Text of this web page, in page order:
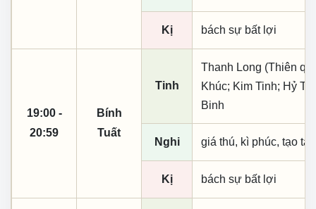
Kị bách sự bất lợi
19:00 -
20:59
Bính
Tuất
Tinh
Thanh Long (Thiên
Khúc; Kim Tinh; Hỷ
Binh
Nghi giá thú, kì phúc, tạo
Kị bách sự bất lợi